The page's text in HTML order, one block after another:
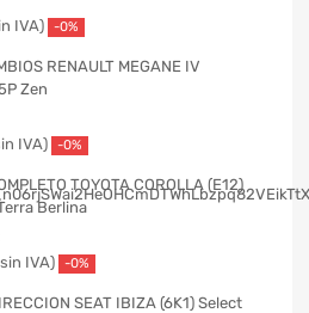
-0%
RENAULT MEGANE IV
Zen
-0%
TOYOTA COROLLA (E12)
Berlina
-0%
SEAT IBIZA (6K1) Select